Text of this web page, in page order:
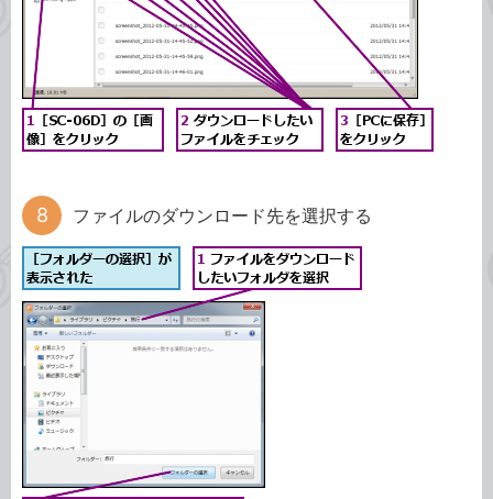
ファイルのダウンロード先を選択する